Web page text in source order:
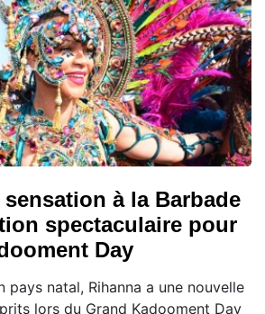
à la Barbade
spectaculaire pour
Day
pays natal, Rihanna a une nouvelle
lors du Grand Kadooment Day